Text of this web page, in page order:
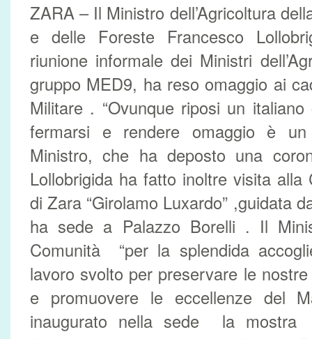
ZARA – Il Ministro dell’Agricoltura
e delle Foreste Francesco
riunione informale dei Ministri
gruppo MED9, ha reso omaggio ai
Militare . “Ovunque riposi un
fermarsi e rendere omaggio è
Ministro, che ha deposto una
Lollobrigida ha fatto inoltre visita alla
di Zara “Girolamo Luxardo” ,guidata
ha sede a Palazzo Borelli . Il
Comunità “per la splendida
lavoro svolto per preservare le
e promuovere le eccellenze del
inaugurato nella sede la mostra